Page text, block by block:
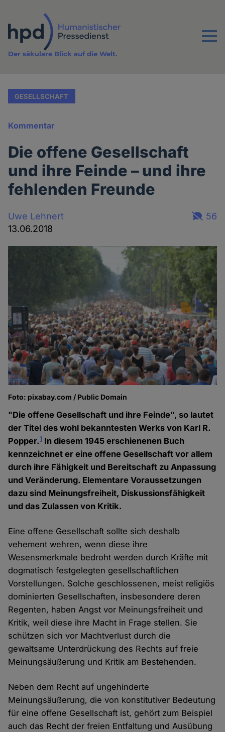
Inhalt
Menu
Der säkulare Blick auf die Welt.
GESELLSCHAFT
Kommentar
Die offene Gesellschaft
und ihre Feinde – und ihre
fehlenden Freunde
Uwe Lehnert
13.06.2018
56
Foto: pixabay.com / Public Domain
"Die offene Gesellschaft und ihre Feinde", so lautet
der Titel des wohl bekanntesten Werks von Karl R.
Popper.1 In diesem 1945 erschienenen Buch
kennzeichnet er eine offene Gesellschaft vor allem
durch ihre Fähigkeit und Bereitschaft zu Anpassung
und Veränderung. Elementare Voraussetzungen
dazu sind Meinungsfreiheit, Diskussionsfähigkeit
und das Zulassen von Kritik.
Eine offene Gesellschaft sollte sich deshalb
vehement wehren, wenn diese ihre
Wesensmerkmale bedroht werden durch Kräfte mit
dogmatisch festgelegten gesellschaftlichen
Vorstellungen. Solche geschlossenen, meist religiös
dominierten Gesellschaften, insbesondere deren
Regenten, haben Angst vor Meinungsfreiheit und
Kritik, weil diese ihre Macht in Frage stellen. Sie
schützen sich vor Machtverlust durch die
gewaltsame Unterdrückung des Rechts auf freie
Meinungsäußerung und Kritik am Bestehenden.
Neben dem Recht auf ungehinderte
Meinungsäußerung, die von konstitutiver Bedeutung
für eine offene Gesellschaft ist, gehört zum Beispiel
auch das Recht der freien Entfaltung und Ausübung